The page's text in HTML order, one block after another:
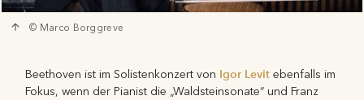
© Marco Borggreve
Beethoven ist im Solistenkonzert von Igor Levit ebenfalls im
Fokus, wenn der Pianist die „Waldsteinsonate“ und Franz